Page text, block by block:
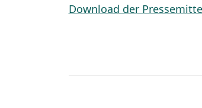
Download der